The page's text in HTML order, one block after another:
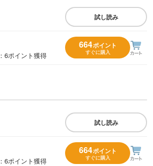
試し読み
：6ポイント獲得
664ポイント
すぐに購入
試し読み
：6ポイント獲得
664ポイント
すぐに購入